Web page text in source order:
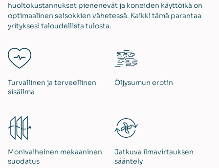
huoltokustannukset pienenevät ja koneiden käyttöikä on
optimaalinen seisokkien vähetessä. Kaikki tämä parantaa
yrityksesi taloudellista tulosta.
Turvallinen ja terveellinen
sisäilma
Öljysumun erotin
Monivaiheinen mekaaninen
suodatus
Jatkuva ilmavirtauksen
sääntely